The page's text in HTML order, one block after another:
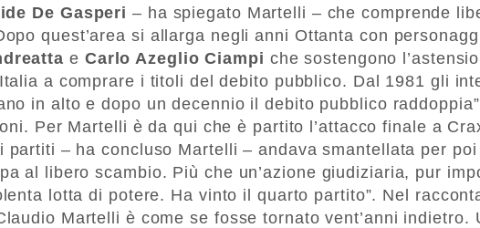
De Gasperi – ha spiegato Martelli – che comprende
quest’area si allarga negli anni Ottanta con
e Carlo Azeglio Ciampi che sostengono
a comprare i titoli del debito pubblico. Dal 1981 gli
in alto e dopo un decennio il debito pubblico
Per Martelli è da qui che è partito l’attacco finale a
partiti – ha concluso Martelli – andava smantellata per poi
al libero scambio. Più che un’azione giudiziaria, pur
lotta di potere. Ha vinto il quarto partito”. Nel
Martelli è come se fosse tornato vent’anni indietro.